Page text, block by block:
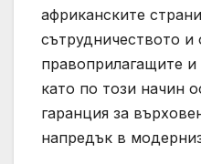
африканските
сътрудничеството
правоприлагащите
като по този начин
гаранция за
напредък в